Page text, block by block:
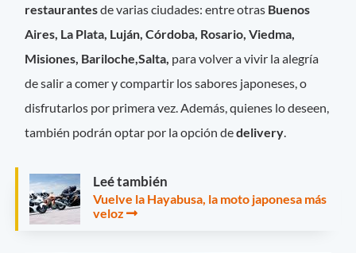
restaurantesde varias ciudades: entre otras Buenos
Aires, La Plata, Luján, Córdoba, Rosario, Viedma,
Misiones, Bariloche,Salta, para volver a vivir la alegría
de salir a comer y compartir los sabores japoneses, o
disfrutarlos por primera vez. Además, quienes lo deseen,
también podrán optar por la opción dedelivery
Leé también
Vuelve la Hayabusa, la moto japonesa más
veloz